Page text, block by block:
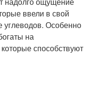
ввели в свой
Особенно
на
способствуют